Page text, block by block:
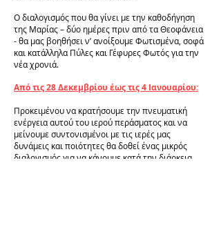
Ο διαλογισμός που θα γίνει με την καθοδήγηση
της Μαρίας – δύο ημέρες πριν από τα Θεοφάνεια
- θα μας βοηθήσει ν’ ανοίξουμε Φωτισμένα, σοφά
και κατάλληλα Πύλες και Γέφυρες Φωτός για την
νέα χρονιά.
Από τις 28 Δεκεμβρίου έως τις 4 Ιανουαρίου:
Προκειμένου να κρατήσουμε την πνευματική
ενέργεια αυτού του ιερού περάσματος και να
μείνουμε συντονισμένοι με τις ιερές μας
δυνάμεις και ποιότητες θα δοθεί ένας μικρός
διαλογισμός για να κάνουμε κατά την διάρκεια